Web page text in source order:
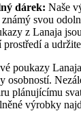
dárek: Naše
svou
z Lanaja
prostředí a
poukazy
osobností.
plánujícímu
výrobky